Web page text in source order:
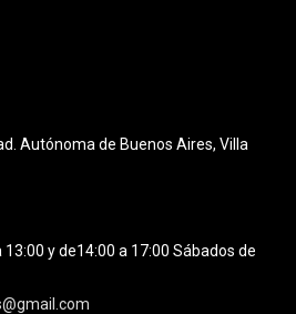
Autónoma de Buenos Aires, Villa
y de14:00 a 17:00 Sábados de